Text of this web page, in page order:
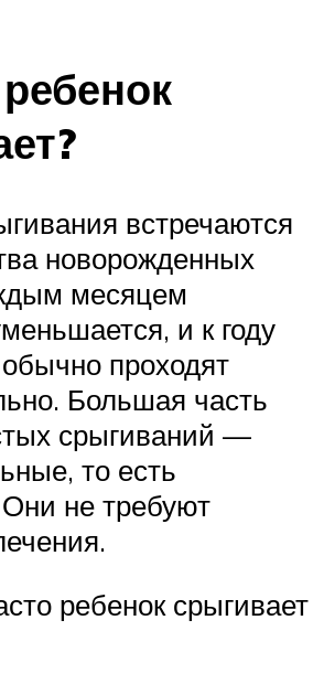
встречаются
новорожденных
месяцем
и к году
проходят
Большая часть
срыгиваний —
то есть
не требуют
ребенок срыгивает